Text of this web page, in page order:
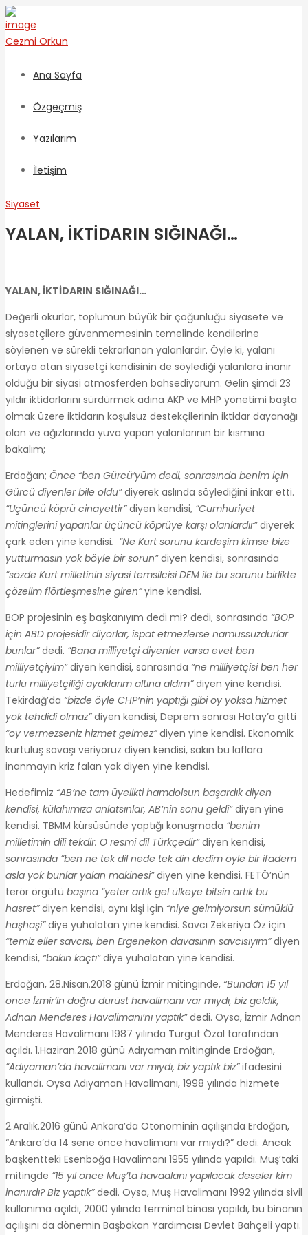
Cezmi Orkun
Ana Sayfa
Özgeçmiş
Yazılarım
İletişim
Siyaset
YALAN, İKTİDARIN SIĞINAĞI…
YALAN, İKTİDARIN SIĞINAĞI…
Değerli okurlar, toplumun büyük bir çoğunluğu siyasete ve
siyasetçilere güvenmemesinin temelinde kendilerine
söylenen ve sürekli tekrarlanan yalanlardır. Öyle ki, yalanı
ortaya atan siyasetçi kendisinin de söylediği yalanlara inanır
olduğu bir siyasi atmosferden bahsediyorum. Gelin şimdi 23
yıldır iktidarlarını sürdürmek adına AKP ve MHP yönetimi başta
olmak üzere iktidarın koşulsuz destekçilerinin iktidar dayanağı
olan ve ağızlarında yuva yapan yalanlarının bir kısmına
bakalım;
Erdoğan; Önce “ben Gürcü’yüm dedi, sonrasında benim için
Gürcü diyenler bile oldu”diyerek aslında söylediğini inkar etti.
“Üçüncü köprü cinayettir”diyen kendisi, “Cumhuriyet
mitinglerini yapanlar üçüncü köprüye karşı olanlardır”diyerek
çark eden yine kendisi. “Ne Kürt sorunu kardeşim kimse bize
yutturmasın yok böyle bir sorun”diyen kendisi, sonrasında
“sözde Kürt milletinin siyasi temsilcisi DEM ile bu sorunu birlikte
çözelim flörtleşmesine giren”yine kendisi.
BOP projesinin eş başkanıyım dedi mi? dedi, sonrasında “BOP
için ABD projesidir diyorlar, ispat etmezlerse namussuzdurlar
bunlar”dedi. “Bana milliyetçi diyenler varsa evet ben
milliyetçiyim”diyen kendisi, sonrasında “ne milliyetçisi ben her
türlü milliyetçiliği ayaklarım altına aldım”diyen yine kendisi.
Tekirdağ’da “bizde öyle CHP’nin yaptığı gibi oy yoksa hizmet
yok tehdidi olmaz”diyen kendisi, Deprem sonrası Hatay’a gitti
“oy vermezseniz hizmet gelmez”diyen yine kendisi. Ekonomik
kurtuluş savaşı veriyoruz diyen kendisi, sakın bu laflara
inanmayın kriz falan yok diyen yine kendisi.
Hedefimiz “AB’ne tam üyelikti hamdolsun başardık diyen
kendisi, külahımıza anlatsınlar, AB’nin sonu geldi”diyen yine
kendisi. TBMM kürsüsünde yaptığı konuşmada “benim
milletimin dili tekdir. O resmi dil Türkçedir”diyen kendisi,
sonrasında “ben ne tek dil nede tek din dedim öyle bir ifadem
asla yok bunlar yalan makinesi”diyen yine kendisi. FETÖ’nün
terör örgütü başına “yeter artık gel ülkeye bitsin artık bu
hasret”diyen kendisi, aynı kişi için “niye gelmiyorsun sümüklü
haşhaşi”diye yuhalatan yine kendisi. Savcı Zekeriya Öz için
“temiz eller savcısı, ben Ergenekon davasının savcısıyım”diyen
kendisi, “bakın kaçtı”diye yuhalatan yine kendisi.
Erdoğan, 28.Nisan.2018 günü İzmir mitinginde, “Bundan 15 yıl
önce İzmir’in doğru dürüst havalimanı var mıydı, biz geldik,
Adnan Menderes Havalimanı’nı yaptık”dedi. Oysa, İzmir Adnan
Menderes Havalimanı 1987 yılında Turgut Özal tarafından
açıldı. 1.Haziran.2018 günü Adıyaman mitinginde Erdoğan,
“Adıyaman’da havalimanı var mıydı, biz yaptık biz”ifadesini
kullandı. Oysa Adıyaman Havalimanı, 1998 yılında hizmete
girmişti.
2.Aralık.2016 günü Ankara’da Otonominin açılışında Erdoğan,
“Ankara’da 14 sene önce havalimanı var mıydı?” dedi. Ancak
başkentteki Esenboğa Havalimanı 1955 yılında yapıldı. Muş’taki
mitingde “15 yıl önce Muş’ta havaalanı yapılacak deseler kim
inanırdı? Biz yaptık”dedi. Oysa, Muş Havalimanı 1992 yılında sivil
kullanıma açıldı, 2000 yılında terminal binası yapıldı, bu binanın
açılışını da dönemin Başbakan Yardımcısı Devlet Bahçeli yaptı.